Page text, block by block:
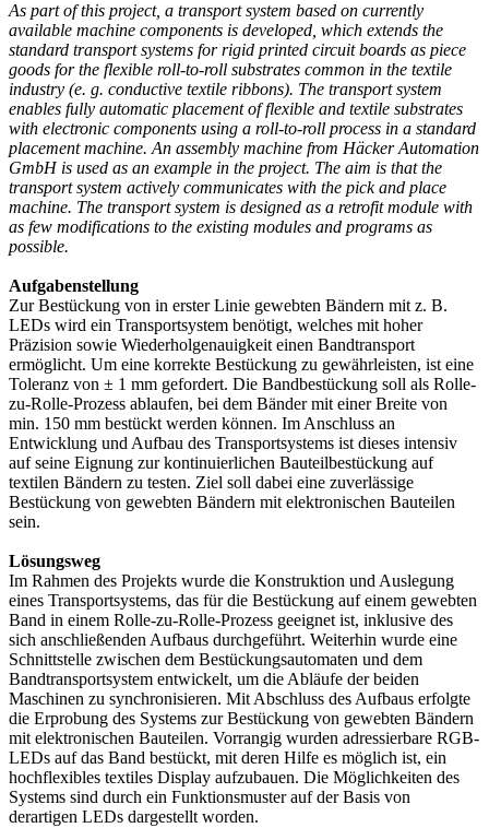
As part of this project, a transport system based on currently
available machine components is developed, which extends the
standard transport systems for rigid printed circuit boards as piece
goods for the flexible roll-to-roll substrates common in the textile
industry (e. g. conductive textile ribbons). The transport system
enables fully automatic placement of flexible and textile substrates
with electronic components using a roll-to-roll process in a standard
placement machine. An assembly machine from Häcker Automation
GmbH is used as an example in the project. The aim is that the
transport system actively communicates with the pick and place
machine. The transport system is designed as a retrofit module with
as few modifications to the existing modules and programs as
possible.
Aufgabenstellung
Zur Bestückung von in erster Linie gewebten Bändern mit z. B.
LEDs wird ein Transportsystem benötigt, welches mit hoher
Präzision sowie Wiederholgenauigkeit einen Bandtransport
ermöglicht. Um eine korrekte Bestückung zu gewährleisten, ist eine
Toleranz von ± 1 mm gefordert. Die Bandbestückung soll als Rolle-
zu-Rolle-Prozess ablaufen, bei dem Bänder mit einer Breite von
min. 150 mm bestückt werden können. Im Anschluss an
Entwicklung und Aufbau des Transportsystems ist dieses intensiv
auf seine Eignung zur kontinuierlichen Bauteilbestückung auf
textilen Bändern zu testen. Ziel soll dabei eine zuverlässige
Bestückung von gewebten Bändern mit elektronischen Bauteilen
sein.
Lösungsweg
Im Rahmen des Projekts wurde die Konstruktion und Auslegung
eines Transportsystems, das für die Bestückung auf einem gewebten
Band in einem Rolle-zu-Rolle-Prozess geeignet ist, inklusive des
sich anschließenden Aufbaus durchgeführt. Weiterhin wurde eine
Schnittstelle zwischen dem Bestückungsautomaten und dem
Bandtransportsystem entwickelt, um die Abläufe der beiden
Maschinen zu synchronisieren. Mit Abschluss des Aufbaus erfolgte
die Erprobung des Systems zur Bestückung von gewebten Bändern
mit elektronischen Bauteilen. Vorrangig wurden adressierbare RGB-
LEDs auf das Band bestückt, mit deren Hilfe es möglich ist, ein
hochflexibles textiles Display aufzubauen. Die Möglichkeiten des
Systems sind durch ein Funktionsmuster auf der Basis von
derartigen LEDs dargestellt worden.